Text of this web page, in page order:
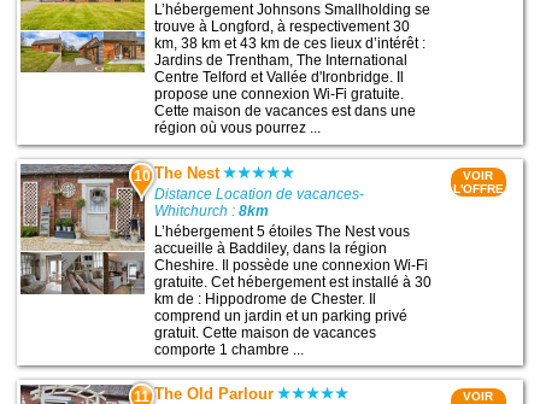
L’hébergement Johnsons Smallholding se
trouve à Longford, à respectivement 30
km, 38 km et 43 km de ces lieux d’intérêt :
Jardins de Trentham, The International
Centre Telford et Vallée d'Ironbridge. Il
propose une connexion Wi-Fi gratuite.
Cette maison de vacances est dans une
région où vous pourrez ...
10 The Nest
Distance Location de vacances-
Whitchurch :8km
L’hébergement 5 étoiles The Nest vous
accueille à Baddiley, dans la région
Cheshire. Il possède une connexion Wi-Fi
gratuite. Cet hébergement est installé à 30
km de : Hippodrome de Chester. Il
comprend un jardin et un parking privé
gratuit. Cette maison de vacances
comporte 1 chambre ...
VOIR
L'OFFRE
11 The Old Parlour
VOIR